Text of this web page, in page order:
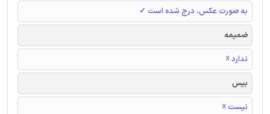
به صورت عکس، درج شده است ✓
ضمیمه
ندارد ☓
بیس
نیست ☓